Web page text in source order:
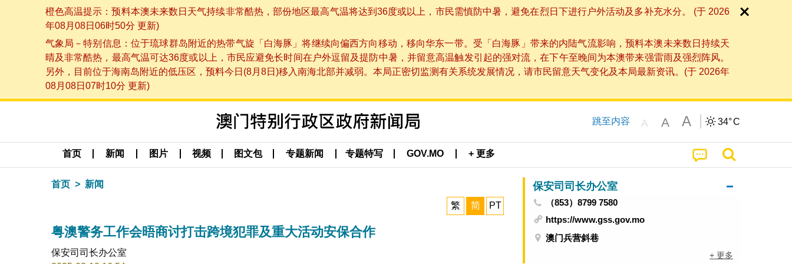
橙色高温提示：预料本澳未来数日天气持续非常酷热，部份地区最高气温将达到36度或以上，市民需慎防中暑，避免在烈日下进行户外活动及多补充水分。 (于 2026
年08月08日06时50分 更新)
气象局－特别信息：位于琉球群岛附近的热带气旋「白海豚」将继续向偏西方向移动，移向华东一带。受「白海豚」带来的内陆气流影响，预料本澳未来数日持续天
晴及非常酷热，最高气温可达36度或以上，市民应避免长时间在户外逗留及提防中暑，并留意高温触发引起的强对流，在下午至晚间为本澳带来强雷雨及强烈阵风。
另外，目前位于海南岛附近的低压区，预料今日(8月8日)移入南海北部并减弱。本局正密切监测有关系统发展情况，请市民留意天气变化及本局最新资讯。(于 2026年
08月08日07时10分 更新)
跳至内容 A A A 34°C
首页 新闻 图片 视频 图文包 专题新闻 专题特写 GOV.MO + 更多
首页 新闻
繁 简 PT
粤澳警务工作会晤商讨打击跨境犯罪及重大活动安保合作
保安司司长办公室
保安司司长办公室
（853）8799 7580
https://www.gss.gov.mo
澳门兵营斜巷
+ 更多